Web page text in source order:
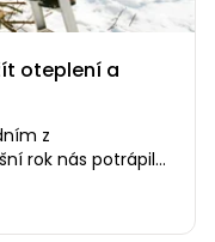
oteplení a
z
rok nás potrápil